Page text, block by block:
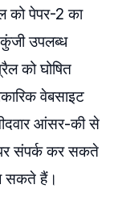
को पेपर-2 का
उपलब्ध
को घोषित
वेबसाइट
आंसर-की से
संपर्क कर सकते
सकते हैं।